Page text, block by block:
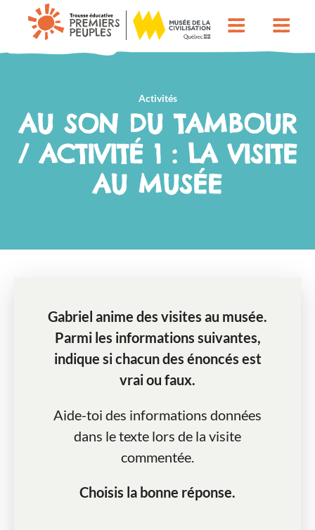
Activités
AU SON DU TAMBOUR
/ ACTIVITÉ 1 : LA VISITE
AU MUSÉE
Gabriel anime des visites au musée.
Parmi les informations suivantes,
indique si chacun des énoncés est
vrai ou faux.
Aide-toi des informations données
dans le texte lors de la visite
commentée.
Choisis la bonne réponse.